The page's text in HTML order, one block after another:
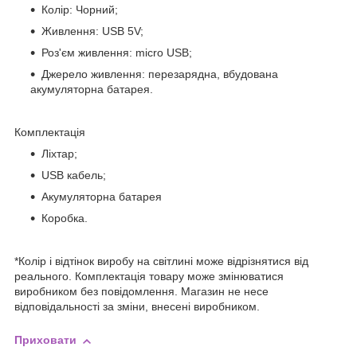
Колір: Чорний;
Живлення: USB 5V;
Роз'єм живлення: micro USB;
Джерело живлення: перезарядна, вбудована
акумуляторна батарея.
Комплектація
Ліхтар;
USB кабель;
Акумуляторна батарея
Коробка.
*Колір і відтінок виробу на світлині може відрізнятися від
реального. Комплектація товару може змінюватися
виробником без повідомлення. Магазин не несе
відповідальності за зміни, внесені виробником.
Приховати